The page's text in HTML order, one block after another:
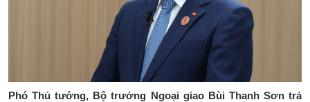
Phó Thủ tướng, Bộ trưởng Ngoại giao Bùi Thanh Sơn trả